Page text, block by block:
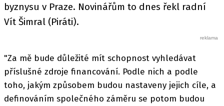
byznysu v Praze. Novinářům to dnes řekl radní
Vít Šimral (Piráti).
"Za mě bude důležité mít schopnost vyhledávat
příslušné zdroje financování. Podle nich a podle
toho, jakým způsobem budou nastaveny jejich cíle, a
definováním společného záměru se potom budou